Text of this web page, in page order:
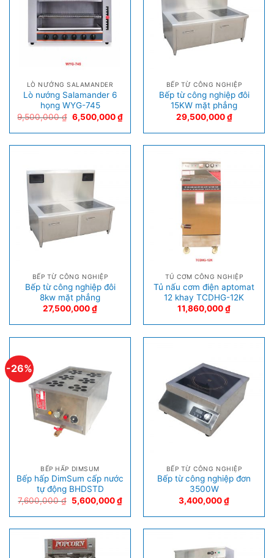
LÒ NƯỚNG SALAMANDER
Lò nướng Salamander 6
họng WYG-745
9,500,000₫ 6,500,000₫
BẾP TỪ CÔNG NGHIỆP
Bếp từ công nghiệp đôi
15KW mặt phẳng
29,500,000₫
BẾP TỪ CÔNG NGHIỆP
Bếp từ công nghiệp đôi
8kw mặt phẳng
27,500,000₫
TỦ CƠM CÔNG NGHIỆP
Tủ nấu cơm điện aptomat
12 khay TCDHG-12K
11,860,000₫
-26%
BẾP HẤP DIMSUM
Bếp hấp DimSum cấp nước
tự động BHDSTD
7,600,000₫ 5,600,000₫
BẾP TỪ CÔNG NGHIỆP
Bếp từ công nghiệp đơn
3500W
3,400,000₫